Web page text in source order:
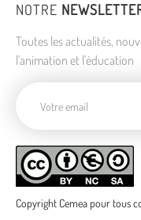
NOTRE
Toutes les actualités,
l'animation et l'éducation
Copyright Cemea pour tous